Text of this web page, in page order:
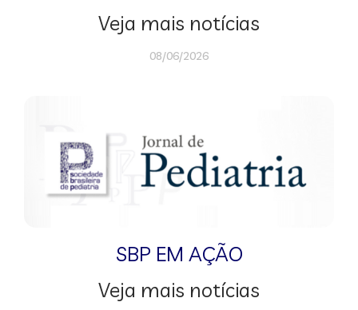
Veja mais notícias
08/06/2026
SBP EM AÇÃO
Veja mais notícias